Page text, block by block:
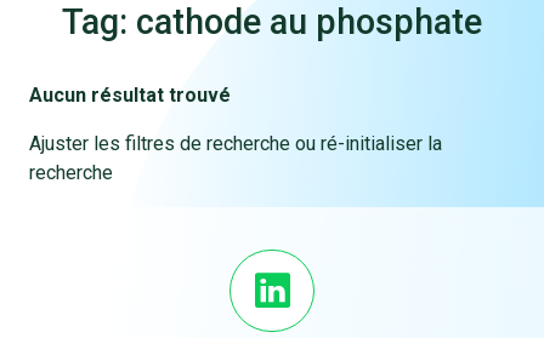
Tag: cathode au phosphate
Aucun résultat trouvé
Ajuster les filtres de recherche ou ré-initialiser la
recherche